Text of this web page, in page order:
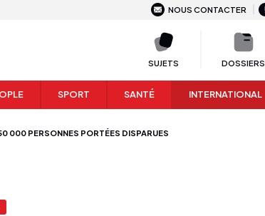
NOUS CONTACTER
SUJETS DOSSIERS
SPORT SANTÉ INTERNATIONAL
000 PERSONNES PORTÉES DISPARUES